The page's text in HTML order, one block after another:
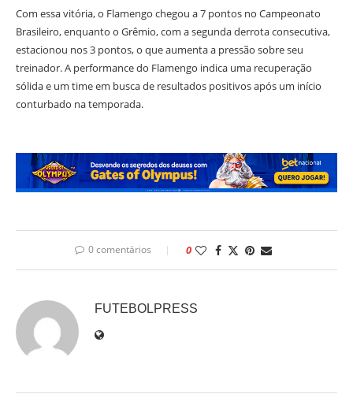
Com essa vitória, o Flamengo chegou a 7 pontos no Campeonato
Brasileiro, enquanto o Grêmio, com a segunda derrota consecutiva,
estacionou nos 3 pontos, o que aumenta a pressão sobre seu
treinador. A performance do Flamengo indica uma recuperação
sólida e um time em busca de resultados positivos após um início
conturbado na temporada.
0 comentários 0
FUTEBOLPRESS